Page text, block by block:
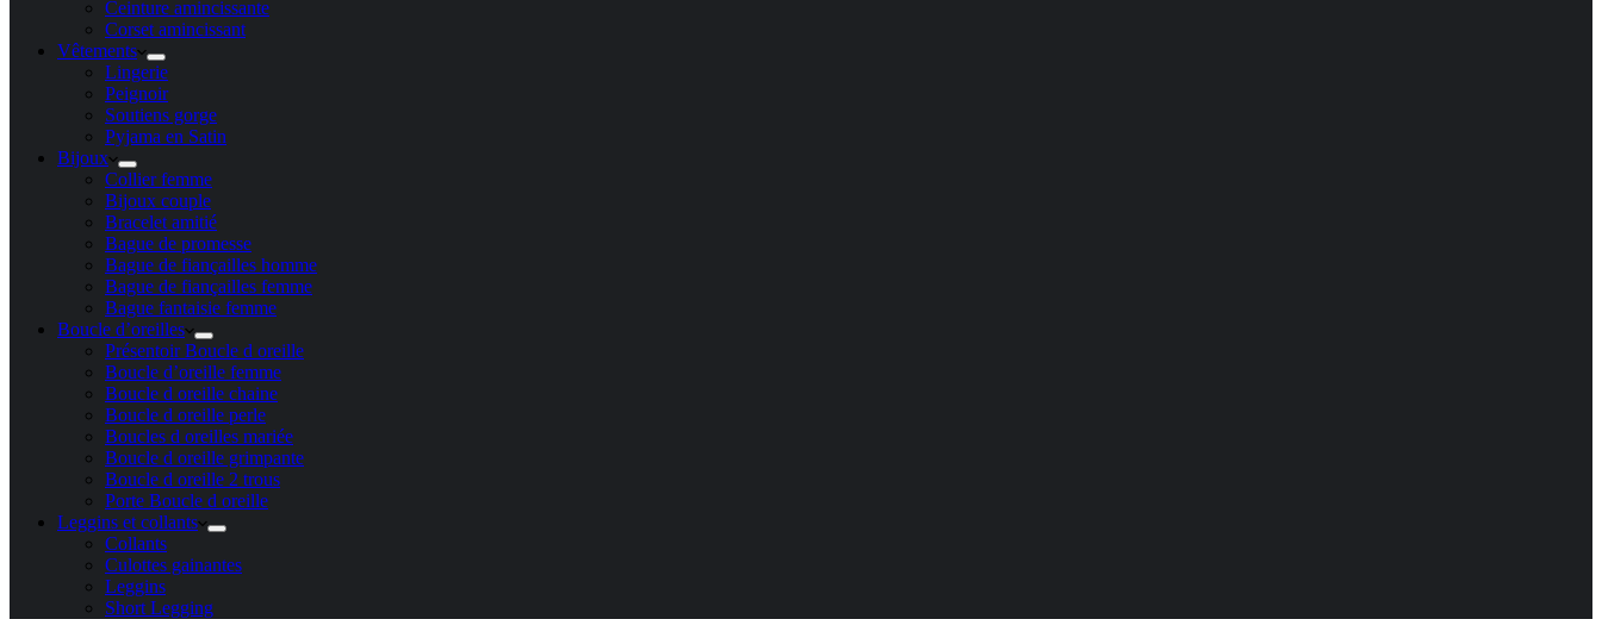
Ceinture amincissante
Corset amincissant
Vêtements
Lingerie
Peignoir
Soutiens gorge
Pyjama en Satin
Bijoux
Collier femme
Bijoux couple
Bracelet amitié
Bague de promesse
Bague de fiançailles homme
Bague de fiançailles femme
Bague fantaisie femme
Boucle d’oreilles
Présentoir Boucle d oreille
Boucle d’oreille femme
Boucle d oreille chaine
Boucle d oreille perle
Boucles d oreilles mariée
Boucle d oreille grimpante
Boucle d oreille 2 trous
Porte Boucle d oreille
Leggins et collants
Collants
Culottes gainantes
Leggins
Short Legging